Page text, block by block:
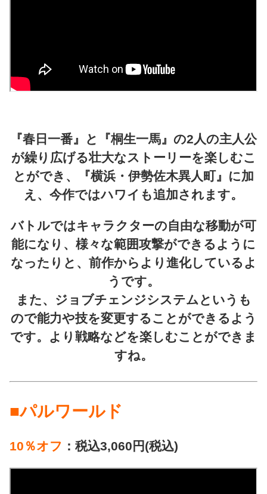
『春日一番』と『桐生一馬』の2人の主人公
が繰り広げる壮大なストーリーを楽しむこ
とができ、『横浜・伊勢佐木異人町』に加
え、今作ではハワイも追加されます。
バトルではキャラクターの自由な移動が可
能になり、様々な範囲攻撃ができるように
なったりと、前作からより進化しているよ
うです。
また、ジョブチェンジシステムというも
ので能力や技を変更することができるよう
です。より戦略などを楽しむことができま
すね。
■パルワールド
10％オフ ：税込3,060円(税込)